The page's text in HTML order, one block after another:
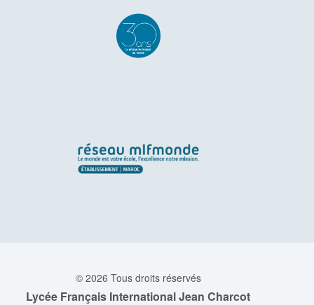
© 2026 Tous droits réservés
Lycée Français International Jean Charcot